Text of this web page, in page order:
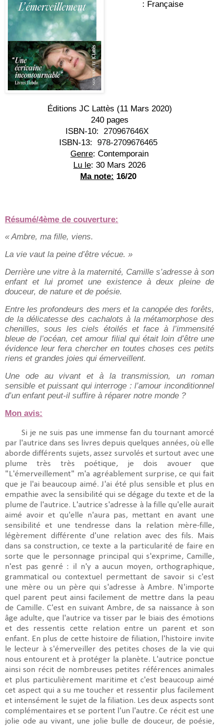
: Française
Éditions JC Lattès (11 Mars 2020)
240 pages
ISBN-10: 270967646X
ISBN-13: 978-2709676465
Genre: Contemporain
Lu le: 30 Mars 2026
Ma note: 16/20
Résumé/4ème de couverture:
« Ambre, ma fille, viens.
La vie vaut la peine d’être vécue. »
Derrière une vitre à la maternité, Camille s’adresse à son
enfant et lui promet une existence à deux pleine de
douceur, de nature et de poésie.
Entre les profondeurs des mers et la canopée des forêts,
de la délicatesse des cachalots à la métamorphose des
chenilles, sous les ciels étoilés et face à l’immensité
bleue de l’océan, cet amour filial qui était loin d’être une
évidence leur fera chercher en toutes choses ces petits
riens et grandes joies qui émerveillent.
Une ode au vivant et à la transmission, un roman
sensible et puissant qui interroge : l’amour inconditionnel
d’un enfant peut-il suffire à réparer notre monde ?
Mon avis:
Si je ne suis pas une immense fan du tournant amorcé
par l'autrice dans ses livres depuis quelques années, où elle
aborde différents sujets, assez survolés et surtout avec une
plume très très poétique, je dois avouer que
"L'émerveillement" m'a agréablement surprise, ce qui fait
que je l'ai beaucoup aimé. J'ai été plus sensible et plus en
empathie avec la sensibilité qui se dégage du texte et de la
plume de l'autrice. L'autrice s'adresse à la fille qu'elle aurait
aimé avoir et qu'elle n'aura pas, mettant en avant une
sensibilité et une tendresse dans la relation mère-fille,
légèrement différente d'une relation avec des fils. Mais
dans sa construction, ce texte a la particularité de faire en
sorte que le personnage principal qui s'exprime, Camille,
n'est pas genré : il n'y a aucun moyen, orthographique,
grammatical ou contextuel permettant de savoir si c'est
une mère ou un père qui s'adresse à Ambre. N'importe
quel parent peut ainsi facilement de mettre dans la peau
de Camille. C'est en suivant Ambre, de sa naissance à son
âge adulte, que l'autrice va tisser par le biais des émotions
et des ressentis cette relation entre un parent et son
enfant. En plus de cette histoire de filiation, l'histoire invite
le lecteur à s'émerveiller des petites choses de la vie qui
nous entourent et à protéger la planète. L'autrice ponctue
ainsi son récit de nombreuses petites références animales
et plus particulièrement maritime et c'est beaucoup aimé
cet aspect qui a su me toucher et ressentir plus facilement
et intensément le sujet de la filiation. Les deux aspects sont
complémentaires et se portent l'un l'autre. Ce récit est une
jolie ode au vivant, une jolie bulle de douceur, de poésie,